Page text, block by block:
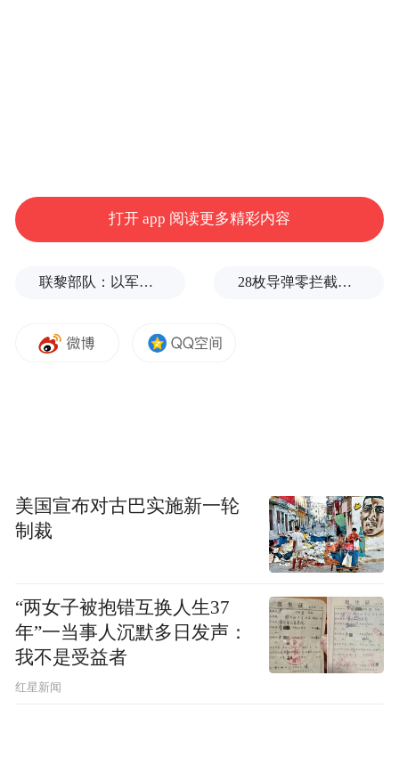
识，提升风险防控能力。后续，该行将持续
建立长效宣传机制，优化线上内容供给，深
platform and merely provides information storage
space services.”
打开 app 阅读更多精彩内容
联黎部队：以军单日向黎发射113枚炮弹 28枚导弹零拦截！基辅防空失灵，西方靠不住了
美国宣布对古巴实施新一轮
制裁
“两女子被抱错互换人生37
年”一当事人沉默多日发声：
我不是受益者
红星新闻